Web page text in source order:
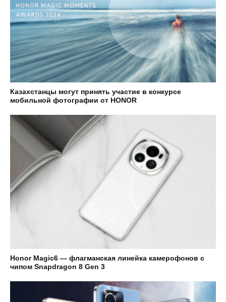
Казахстанцы могут принять участие в конкурсе
мобильной фотографии от HONOR
Honor Magic6 — флагманская линейка камерофонов с
чипом Snapdragon 8 Gen 3